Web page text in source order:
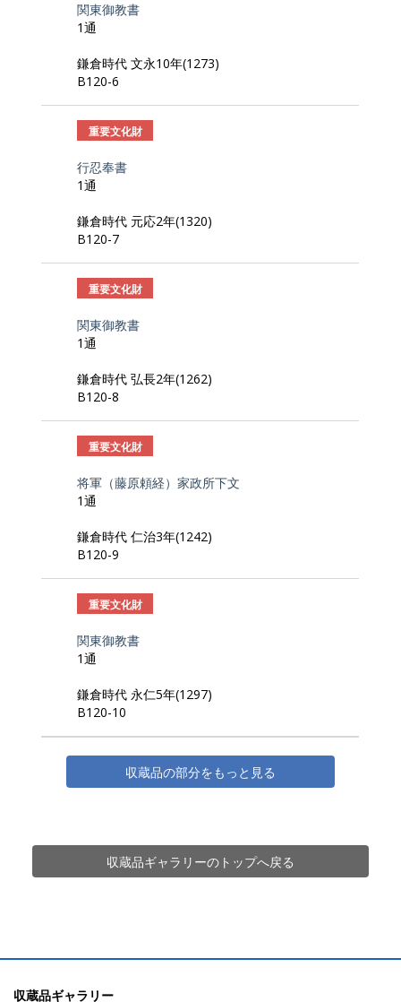
関東御教書
1通
鎌倉時代 文永10年(1273)
B120-6
重要文化財
行忍奉書
1通
鎌倉時代 元応2年(1320)
B120-7
重要文化財
関東御教書
1通
鎌倉時代 弘長2年(1262)
B120-8
重要文化財
将軍（藤原頼経）家政所下文
1通
鎌倉時代 仁治3年(1242)
B120-9
重要文化財
関東御教書
1通
鎌倉時代 永仁5年(1297)
B120-10
収蔵品の部分をもっと見る
収蔵品ギャラリーのトップへ戻る
収蔵品ギャラリー